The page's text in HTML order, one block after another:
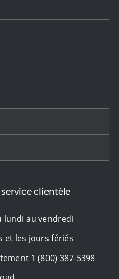
clientèle
lundi au vendredi
et les jours fériés
1 (800) 387-5398